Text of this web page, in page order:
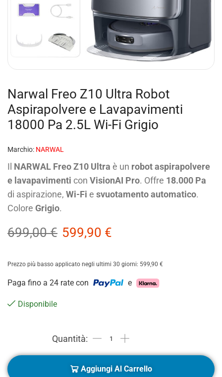
Narwal Freo Z10 Ultra Robot
Aspirapolvere e Lavapavimenti
18000 Pa 2.5L Wi-Fi Grigio
Marchio: NARWAL
Il NARWAL Freo Z10 Ultra è un robot aspirapolvere
e lavapavimenti con VisionAI Pro. Offre 18.000 Pa
di aspirazione, Wi-Fi e svuotamento automatico.
Colore Grigio.
699,00€ 599,90 €
Prezzo più basso applicato negli ultimi 30 giorni: 599,90 €
Paga fino a 24 rate con e
Disponibile
Aggiungi Al Carrello